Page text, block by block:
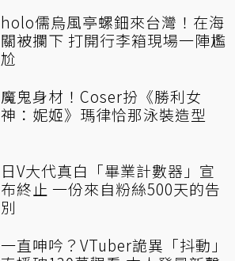
holo儒烏風亭螺鈿來台灣！在海
關被攔下 打開行李箱現場一陣尷
尬
魔鬼身材！Coser扮《勝利女
神：妮姬》瑪律恰那泳裝造型
日V大代真白「畢業計數器」宣
布終止 一份來自粉絲500天的告
別
一直呻吟？VTuber詭異「抖動」